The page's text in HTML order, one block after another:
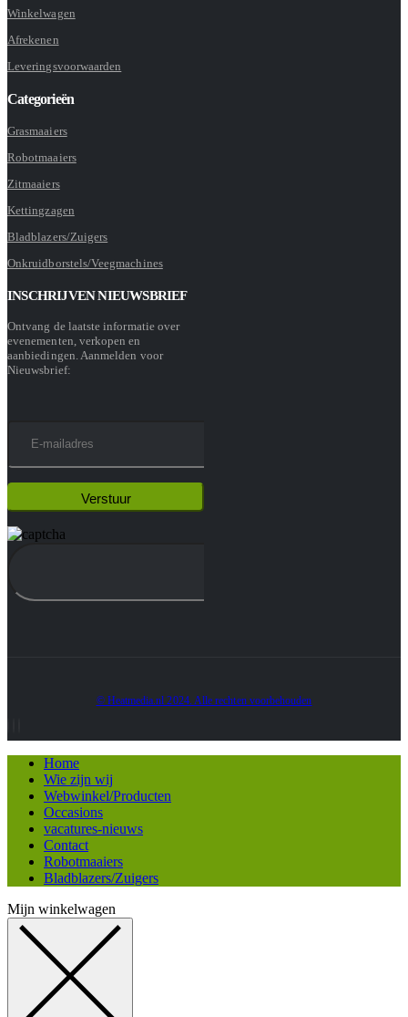
Winkelwagen
Afrekenen
Leveringsvoorwaarden
Categorieën
Grasmaaiers
Robotmaaiers
Zitmaaiers
Kettingzagen
Bladblazers/Zuigers
Onkruidborstels/Veegmachines
INSCHRIJVEN NIEUWSBRIEF
Ontvang de laatste informatie over
evenementen, verkopen en
aanbiedingen. Aanmelden voor
Nieuwsbrief:
© Heatmedia.nl 2024. Alle rechten voorbehouden
Home
Wie zijn wij
Webwinkel/Producten
Occasions
vacatures-nieuws
Contact
Robotmaaiers
Bladblazers/Zuigers
Mijn winkelwagen